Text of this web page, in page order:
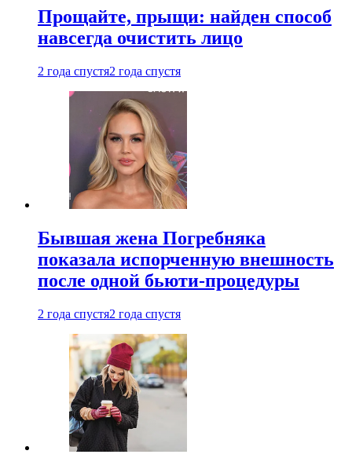
Прощайте, прыщи: найден способ
навсегда очистить лицо
2 года спустя2 года спустя
Бывшая жена Погребняка
показала испорченную внешность
после одной бьюти-процедуры
2 года спустя2 года спустя